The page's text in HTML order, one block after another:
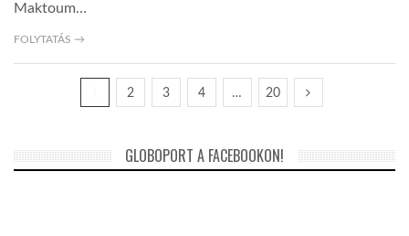
Maktoum…
FOLYTATÁS →
2 3 4 … 20
GLOBOPORT A FACEBOOKON!